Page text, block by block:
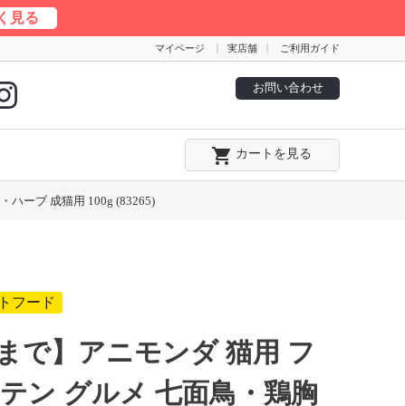
見る
マイページ 実店舗 ご利用ガイド
お問い合わせ
local_grocery_store カートを見る
ハーブ 成猫用 100g (83265)
フード
で】アニモンダ 猫用 フ
ン グルメ 七面鳥・鶏胸